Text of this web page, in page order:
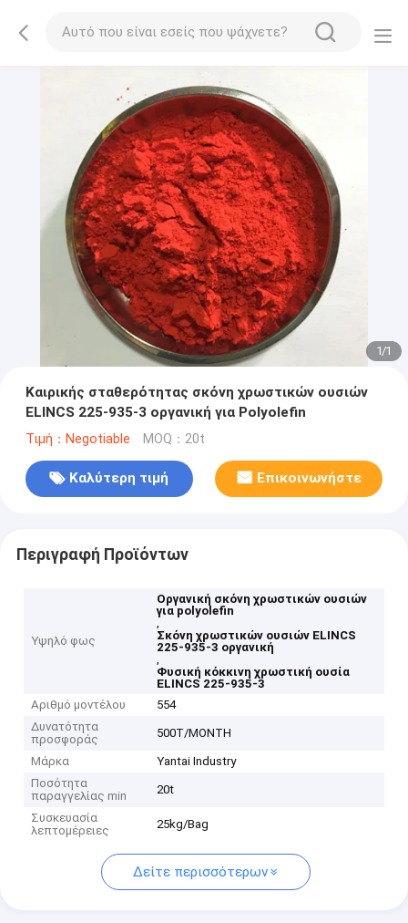
1/1
Καιρικής σταθερότητας σκόνη χρωστικών ουσιών
ELINCS 225-935-3 οργανική για Polyolefin
Τιμή：Negotiable MOQ：20t
Καλύτερη τιμή Επικοινωνήστε
Περιγραφή Προϊόντων
Υψηλό φως
Οργανική σκόνη χρωστικών ουσιών
για polyolefin
,
Σκόνη χρωστικών ουσιών ELINCS
225-935-3 οργανική
,
Φυσική κόκκινη χρωστική ουσία
ELINCS 225-935-3
Αριθμό μοντέλου
554
Δυνατότητα
προσφοράς
500T/MONTH
Μάρκα
Yantai Industry
Ποσότητα
παραγγελίας min
20t
Συσκευασία
λεπτομέρειες
25kg/Bag
Δείτε περισσότερων